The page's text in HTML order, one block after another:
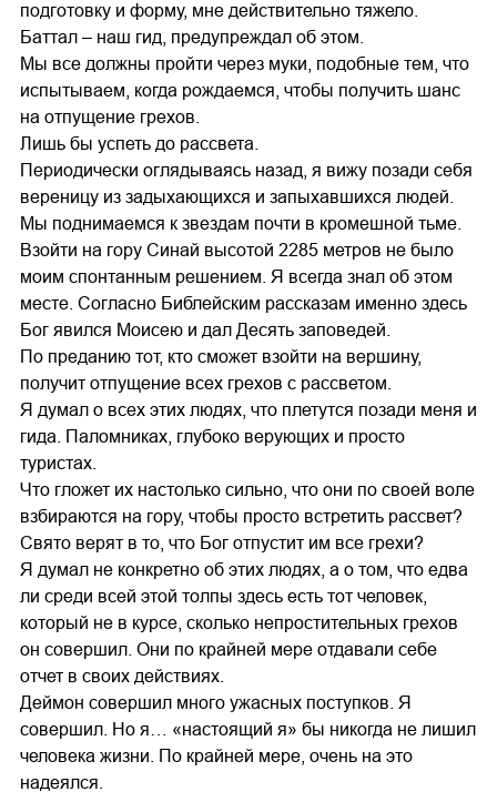
подготовку и форму, мне действительно тяжело.
Баттал – наш гид, предупреждал об этом.
Мы все должны пройти через муки, подобные тем, что
испытываем, когда рождаемся, чтобы получить шанс
на отпущение грехов.
Лишь бы успеть до рассвета.
Периодически оглядываясь назад, я вижу позади себя
вереницу из задыхающихся и запыхавшихся людей.
Мы поднимаемся к звездам почти в кромешной тьме.
Взойти на гору Синай высотой 2285 метров не было
моим спонтанным решением. Я всегда знал об этом
месте. Согласно Библейским рассказам именно здесь
Бог явился Моисею и дал Десять заповедей.
По преданию тот, кто сможет взойти на вершину,
получит отпущение всех грехов с рассветом.
Я думал о всех этих людях, что плетутся позади меня и
гида. Паломниках, глубоко верующих и просто
туристах.
Что гложет их настолько сильно, что они по своей воле
взбираются на гору, чтобы просто встретить рассвет?
Свято верят в то, что Бог отпустит им все грехи?
Я думал не конкретно об этих людях, а о том, что едва
ли среди всей этой толпы здесь есть тот человек,
который не в курсе, сколько непростительных грехов
он совершил. Они по крайней мере отдавали себе
отчет в своих действиях.
Деймон совершил много ужасных поступков. Я
совершил. Но я… «настоящий я» бы никогда не лишил
человека жизни. По крайней мере, очень на это
надеялся.